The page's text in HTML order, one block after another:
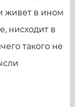
живет в ином
нисходит в
такого не